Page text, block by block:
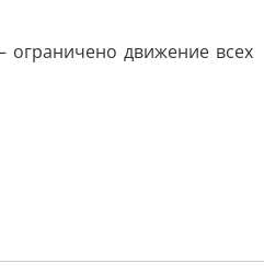
ограничено движение всех